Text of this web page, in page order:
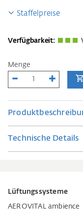
Staffelpreise
Verfügbarkeit:
Menge
Technische Details
Lüftungssysteme
AEROVITAL ambience